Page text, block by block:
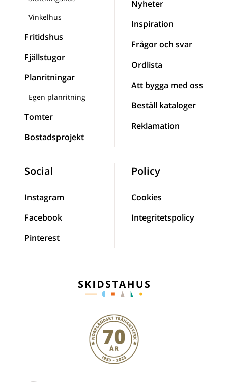
Vinkelhus
Fritidshus
Fjällstugor
Planritningar
Egen planritning
Tomter
Bostadsprojekt
Nyheter
Inspiration
Frågor och svar
Ordlista
Att bygga med oss
Beställ kataloger
Reklamation
Social
Instagram
Facebook
Pinterest
Policy
Cookies
Integritetspolicy